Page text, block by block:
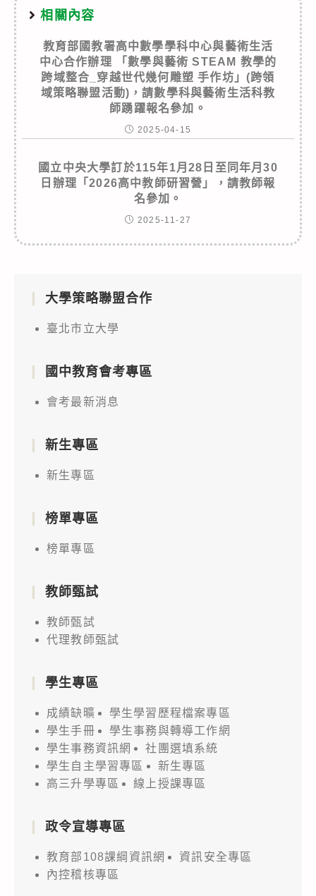
相關內容
教育部國教署高中數學學科中心與藝術生活
中心合作辦理 「數學與藝術 STEAM 教學的
跨域整合_穿越世代幾何雕塑 手作坊」(跨領
域策略聯盟活動)，請數學科與藝術生活科教
師踴躍報名參加。
2025-04-15
國立中央大學訂於115年1月28日至同年月30
日辦理「2026高中教師研習營」，請教師報
名參加。
2025-11-27
大學策略聯盟合作
臺北市立大學
國中教育會考專區
會考最新消息
新生專區
新生專區
榜單專區
榜單專區
教師甄試
教師甄試
代理教師甄試
學生專區
成績缺曠
學生學習歷程檔案專區
學生手冊
學生事務與轉導工作網
學生事務資訊網
社團選填系統
學生自主學習專區
新生專區
高三升學專區
線上授課專區
政令宣導專區
教育部108課綱資訊網
資訊安全專區
內控稽核專區